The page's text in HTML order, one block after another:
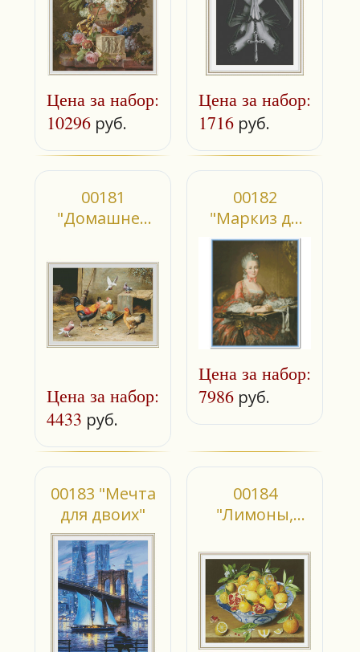
Цена за набор:
10296 руб.
Цена за набор:
1716 руб.
00181
"Домашнее
Цена за набор:
4433 руб.
00182
"Маркиз де
Комон Ла
Форс"
Цена за набор:
7986 руб.
00183 "Мечта
для двоих"
00184
"Лимоны,
гранаты"